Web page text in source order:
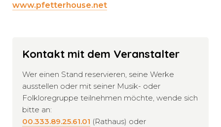
Kontakt mit dem Veranstalter
Wer einen Stand reservieren, seine Werke
ausstellen oder mit seiner Musik- oder
Folkloregruppe teilnehmen möchte, wende sich
bitte an:
00.333.89.25.61.01 (Rathaus) oder
www.pfetterhouse.net